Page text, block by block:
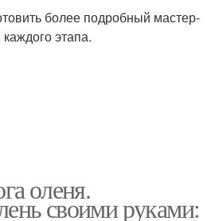
более подробный мастер-
этапа.
оленя.
своими руками: